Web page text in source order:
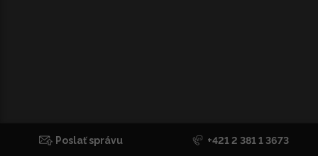
Poslať správu +421 2 381 1 3673